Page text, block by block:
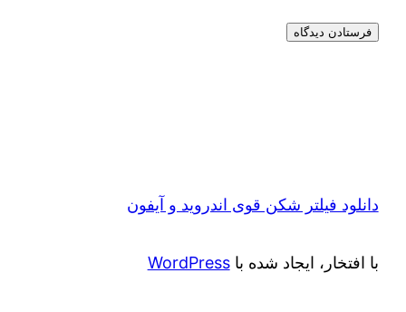
دانلود فیلتر شکن قوی اندروید و آیفون
با افتخار، ایجاد شده باWordPress